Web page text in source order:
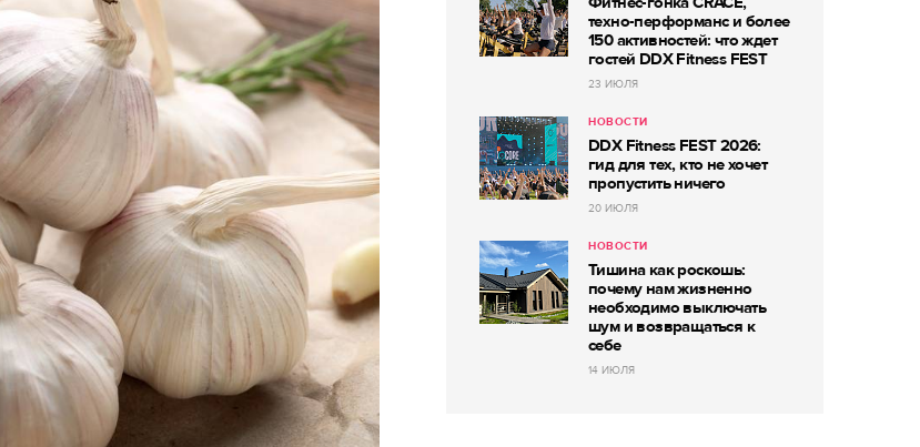
техно-перформанс и более
150 активностей: что ждет
гостей DDX Fitness FEST
23 ИЮЛЯ
НОВОСТИ
DDX Fitness FEST 2026:
гид для тех, кто не хочет
пропустить ничего
20 ИЮЛЯ
НОВОСТИ
Тишина как роскошь:
почему нам жизненно
необходимо выключать
шум и возвращаться к
себе
14 ИЮЛЯ